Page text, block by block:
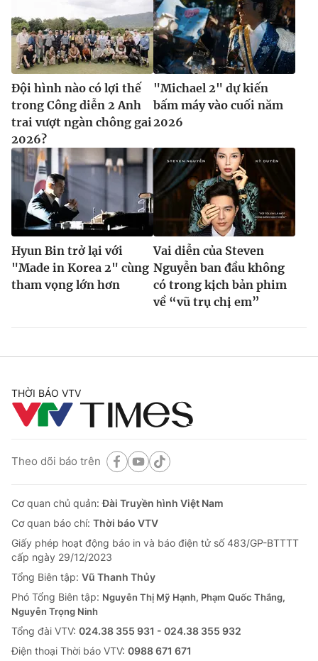
Đội hình nào có lợi thế
trong Công diễn 2 Anh
trai vượt ngàn chông gai
2026?
"Michael 2" dự kiến
bấm máy vào cuối năm
2026
Hyun Bin trở lại với
"Made in Korea 2" cùng
tham vọng lớn hơn
Vai diễn của Steven
Nguyễn ban đầu không
có trong kịch bản phim
về “vũ trụ chị em”
THỜI BÁO VTV
Theo dõi báo trên
Cơ quan chủ quản:Đài Truyền hình Việt Nam
Cơ quan báo chí: Thời báo VTV
Giấy phép hoạt động báo in và báo điện tử số 483/GP-BTTTT
cấp ngày 29/12/2023
Tổng Biên tập: Vũ Thanh Thủy
Phó Tổng Biên tập: Nguyễn Thị Mỹ Hạnh, Phạm Quốc Thắng,
Nguyễn Trọng Ninh
Tổng đài VTV: 024.38 355 931 - 024.38 355 932
Ðiện thoại Thời báo VTV: 0988 671 671